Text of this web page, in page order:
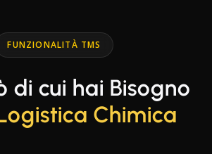
FUNZIONALITÀ TMS
di cui hai Bisogno
Chimica